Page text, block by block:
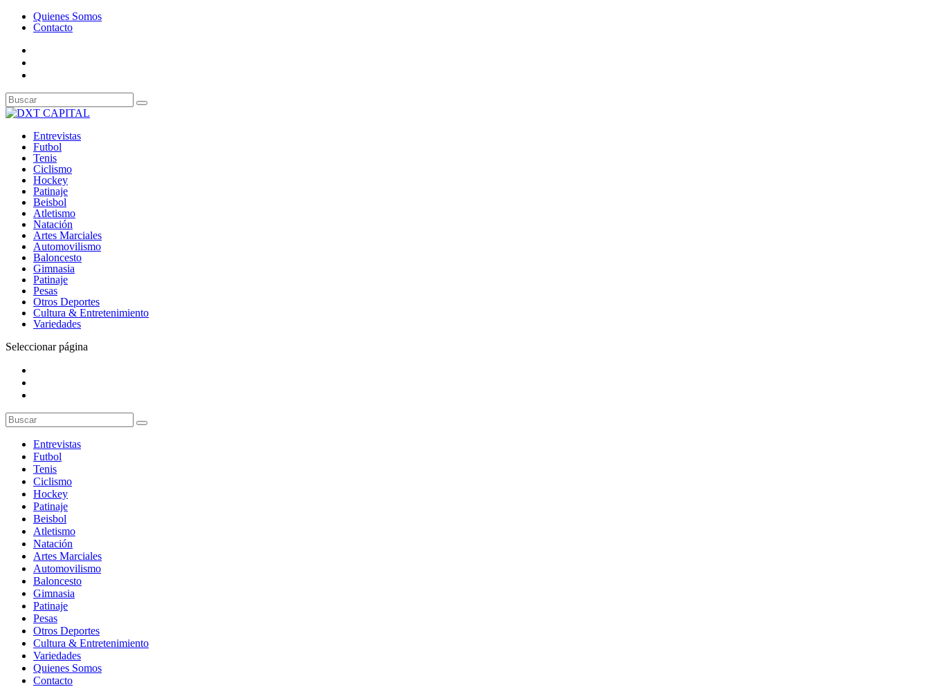
Quienes Somos
Contacto
Entrevistas
Futbol
Tenis
Ciclismo
Hockey
Patinaje
Beisbol
Atletismo
Natación
Artes Marciales
Automovilismo
Baloncesto
Gimnasia
Patinaje
Pesas
Otros Deportes
Cultura & Entretenimiento
Variedades
Seleccionar página
Entrevistas
Futbol
Tenis
Ciclismo
Hockey
Patinaje
Beisbol
Atletismo
Natación
Artes Marciales
Automovilismo
Baloncesto
Gimnasia
Patinaje
Pesas
Otros Deportes
Cultura & Entretenimiento
Variedades
Quienes Somos
Contacto